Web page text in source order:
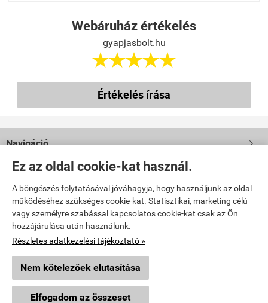
Ez az oldal cookie-kat használ.
A böngészés folytatásával jóváhagyja, hogy használjunk az oldal
működéséhez szükséges cookie-kat. Statisztikai, marketing célú
vagy személyre szabással kapcsolatos cookie-kat csak az Ön
hozzájárulása után használunk.
Részletes adatkezelési tájékoztató »
Nem kötelezőek elutasítása
Elfogadom az összeset
Webáruház értékelés
gyapjasbolt.hu

Értékelés írása
Navigáció 
Saját fiók
Bemutatkozás
Elérhetőségek